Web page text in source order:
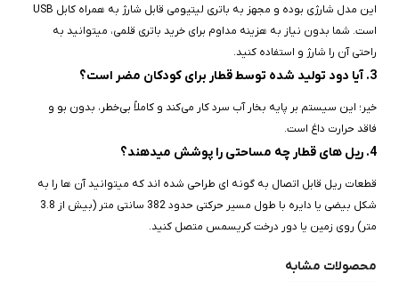
این مدل شارژی بوده و مجهز به باتری لیتیومی قابل شارژ به همراه کابل USB
است. شما بدون نیاز به هزینه مداوم برای خرید باتری قلمی، میتوانید به
راحتی آن را شارژ و استفاده کنید.
3. آیا دود تولید شده توسط قطار برای کودکان مضر است؟
خیر؛ این سیستم بر پایه بخار آب سرد کار می‌کند و کاملاً بی‌خطر، بدون بو و
فاقد حرارت داغ است.
4. ریل‌ های قطار چه مساحتی را پوشش میدهند؟
قطعات ریل قابل اتصال به‌ گونه‌ ای طراحی شده‌ اند که میتوانید آن‌ ها را به
شکل بیضی یا دایره با طول مسیر حرکتی حدود 382 سانتی‌ متر (بیش از 3.8
متر) روی زمین یا دور درخت کریسمس متصل کنید.
محصولات مشابه